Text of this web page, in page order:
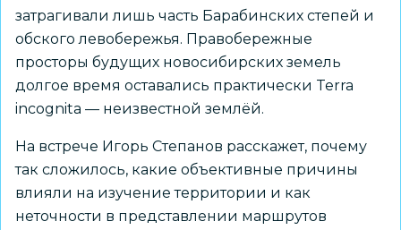
затрагивали лишь часть Барабинских степей и
обского левобережья. Правобережные
просторы будущих новосибирских земель
долгое время оставались практически Terra
incognita — неизвестной землёй.
На встрече Игорь Степанов расскажет, почему
так сложилось, какие объективные причины
влияли на изучение территории и как
неточности в представлении маршрутов